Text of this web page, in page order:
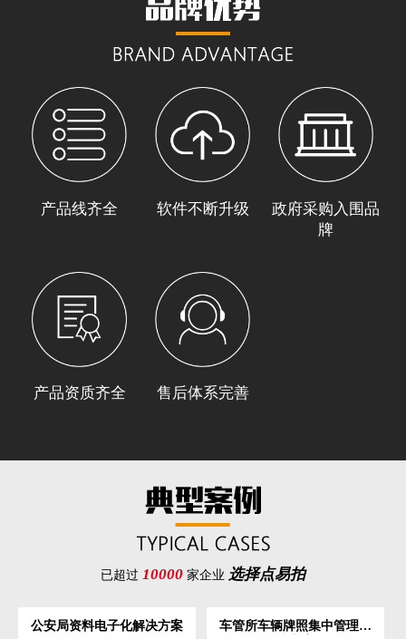
产品线齐全 软件不断升级
政府采购入围品
牌
产品资质齐全 售后体系完善
已超过 10000 家企业 选择点易拍
公安局资料电子化解决方案
车管所车辆牌照集中管理解